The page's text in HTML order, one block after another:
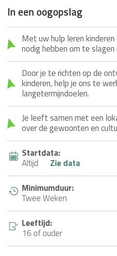
In een oogopslag
Met uw hulp leren
nodig hebben om te slagen
Door je te richten op de
kinderen, help je ons te
langetermijndoelen.
Je leeft samen met een
over de gewoonten en
Startdata:
Altijd
Zie data
Minimumduur:
Twee Weken
Leeftijd:
16 of ouder